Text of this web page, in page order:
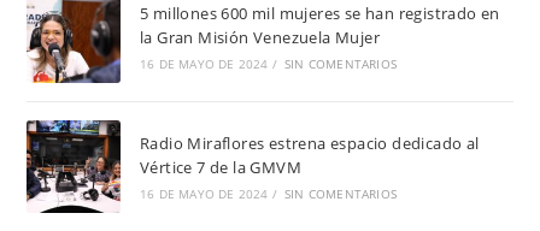
5 millones 600 mil mujeres se han registrado en
la Gran Misión Venezuela Mujer
16 DE MAYO DE 2024 / SIN COMENTARIOS
Radio Miraflores estrena espacio dedicado al
Vértice 7 de la GMVM
16 DE MAYO DE 2024 / SIN COMENTARIOS